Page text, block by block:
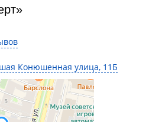
Конюшенная улица, 11Б